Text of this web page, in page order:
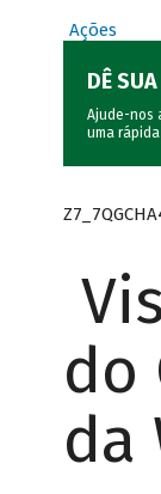
Ações
DÊ
Ajude-nos
uma rápida
do
da